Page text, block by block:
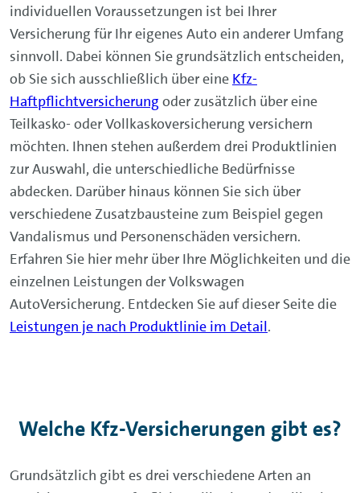
individuellen Voraussetzungen ist bei Ihrer
Versicherung für Ihr eigenes Auto ein anderer Umfang
sinnvoll. Dabei können Sie grundsätzlich entscheiden,
ob Sie sich ausschließlich über eine Kfz-
Haftpflichtversicherung oder zusätzlich über eine
Teilkasko- oder Vollkaskoversicherung versichern
möchten. Ihnen stehen außerdem drei Produktlinien
zur Auswahl, die unterschiedliche Bedürfnisse
abdecken. Darüber hinaus können Sie sich über
verschiedene Zusatzbausteine zum Beispiel gegen
Vandalismus und Personenschäden versichern.
Erfahren Sie hier mehr über Ihre Möglichkeiten und die
einzelnen Leistungen der Volkswagen
AutoVersicherung. Entdecken Sie auf dieser Seite die
Leistungen je nach Produktlinie im Detail.
Welche Kfz-Versicherungen gibt es?
Grundsätzlich gibt es drei verschiedene Arten an